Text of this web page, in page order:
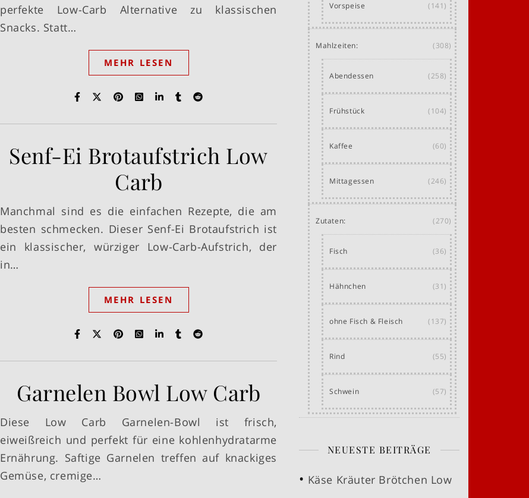
perfekte Low-Carb Alternative zu klassischen
Snacks. Statt…
MEHR LESEN
Senf-Ei Brotaufstrich Low
Carb
Manchmal sind es die einfachen Rezepte, die am
besten schmecken. Dieser Senf-Ei Brotaufstrich ist
ein klassischer, würziger Low-Carb-Aufstrich, der
in…
MEHR LESEN
Garnelen Bowl Low Carb
Diese Low Carb Garnelen-Bowl ist frisch,
eiweißreich und perfekt für eine kohlenhydratarme
Ernährung. Saftige Garnelen treffen auf knackiges
Gemüse, cremige…
Vorspeise (141)
Mahlzeiten: (308)
Abendessen (258)
Frühstück (104)
Kaffee (60)
Mittagessen (246)
Zutaten: (270)
Fisch (36)
Hähnchen (31)
ohne Fisch & Fleisch (137)
Rind (55)
Schwein (57)
NEUESTE BEITRÄGE
Käse Kräuter Brötchen Low